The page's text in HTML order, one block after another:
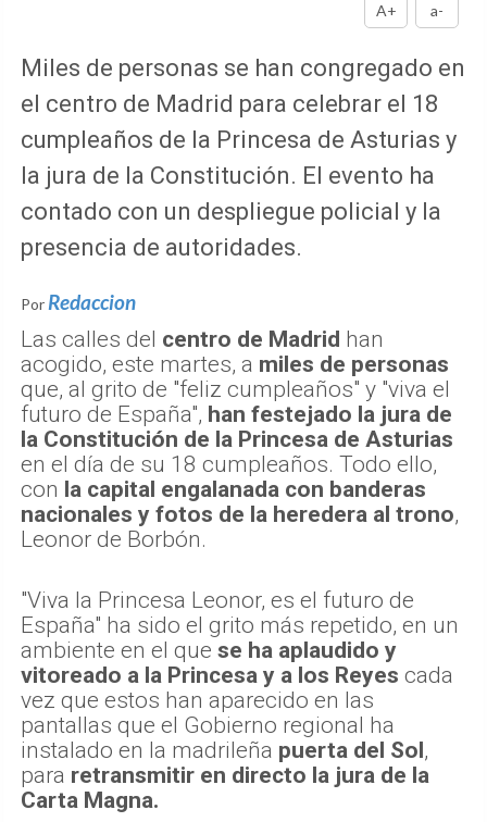
A+
a-
Miles de personas se han congregado en
el centro de Madrid para celebrar el 18
cumpleaños de la Princesa de Asturias y
la jura de la Constitución. El evento ha
contado con un despliegue policial y la
presencia de autoridades.
Por Redaccion
Las calles del centro de Madrid han
acogido, este martes, a miles de personas
que, al grito de "feliz cumpleaños" y "viva el
futuro de España", han festejado la jura de
la Constitución de la Princesa de Asturias
en el día de su 18 cumpleaños. Todo ello,
con la capital engalanada con banderas
nacionales y fotos de la heredera al trono,
Leonor de Borbón.
"Viva la Princesa Leonor, es el futuro de
España" ha sido el grito más repetido, en un
ambiente en el que se ha aplaudido y
vitoreado a la Princesa y a los Reyes cada
vez que estos han aparecido en las
pantallas que el Gobierno regional ha
instalado en la madrileña puerta del Sol ,
para retransmitir en directo la jura de la
Carta Magna.